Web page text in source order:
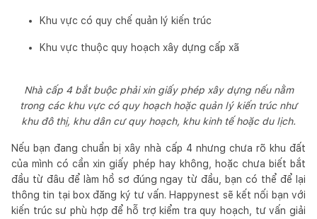
Khu vực có quy chế quản lý kiến trúc
Khu vực thuộc quy hoạch xây dựng cấp xã
Nhà cấp 4 bắt buộc phải xin giấy phép xây dựng nếu nằm
trong các khu vực có quy hoạch hoặc quản lý kiến trúc như
khu đô thị, khu dân cư quy hoạch, khu kinh tế hoặc du lịch.
Nếu bạn đang chuẩn bị xây nhà cấp 4 nhưng chưa rõ khu đất
của mình có cần xin giấy phép hay không, hoặc chưa biết bắt
đầu từ đâu để làm hồ sơ đúng ngay từ đầu, bạn có thể để lại
thông tin tại box đăng ký tư vấn. Happynest sẽ kết nối bạn với
kiến trúc sư phù hợp để hỗ trợ kiểm tra quy hoạch, tư vấn giải